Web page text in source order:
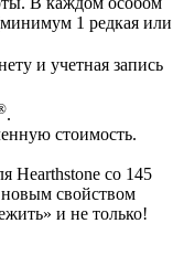
1 редкая или
и учетная запись
.
стоимость.
Hearthstone со 145
свойством
и не только!